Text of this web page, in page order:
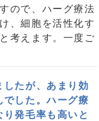
ので、ハーグ療法
、細胞を活性化す
考えます。一度ご
たが、あまり効
した。ハーグ療
発毛率も高いと